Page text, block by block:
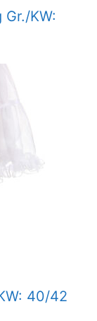
KW:
40/42